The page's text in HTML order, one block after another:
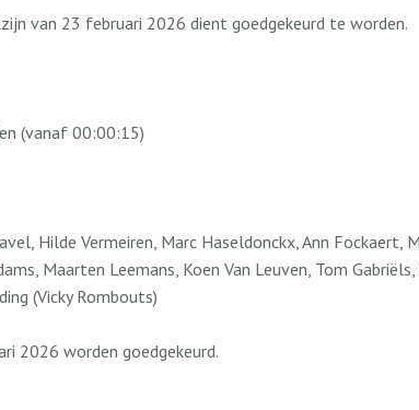
van 23 februari 2026 dient goedgekeurd te worden.
(vanaf 00:00:15)
Hilde Vermeiren, Marc Haseldonckx, Ann Fockaert,
Maarten Leemans, Koen Van Leuven, Tom
(Vicky Rombouts)
2026 worden goedgekeurd.